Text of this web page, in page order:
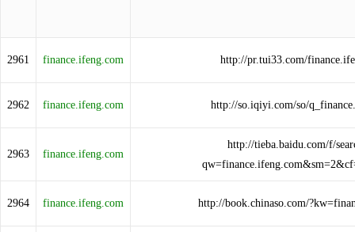
2961 finance.ifeng.com http://pr.tui33.com/
2962 finance.ifeng.com http://so.iqiyi.com/so/
2963 finance.ifeng.com
http://tieba.baidu.com/f/
2964 finance.ifeng.com http://book.chinaso.com/